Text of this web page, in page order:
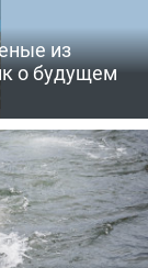
из
о будущем